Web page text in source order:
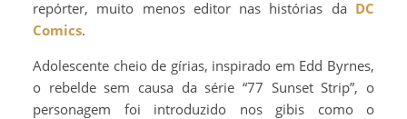
repórter, muito menos editor nas histórias da DC
Comics.
Adolescente cheio de gírias, inspirado em Edd Byrnes,
o rebelde sem causa da série “77 Sunset Strip”, o
personagem foi introduzido nos gibis como o